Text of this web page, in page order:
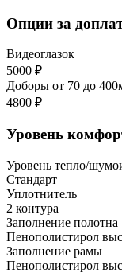
Опции за
Видеоглазок
5000 ₽
Доборы от 70 до
4800 ₽
Уровень
Уровень тепло/
Стандарт
Уплотнитель
2 контура
Заполнение полотна
Пенополистирол
Заполнение рамы
Пенополистирол